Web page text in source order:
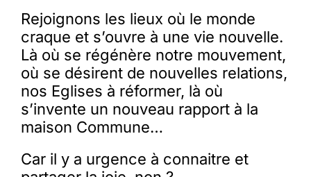
Rejoignons les lieux où le monde
craque et s’ouvre à une vie nouvelle.
Là où se régénère notre mouvement,
où se désirent de nouvelles relations,
nos Eglises à réformer, là où
s’invente un nouveau rapport à la
maison Commune…
Car il y a urgence à connaitre et